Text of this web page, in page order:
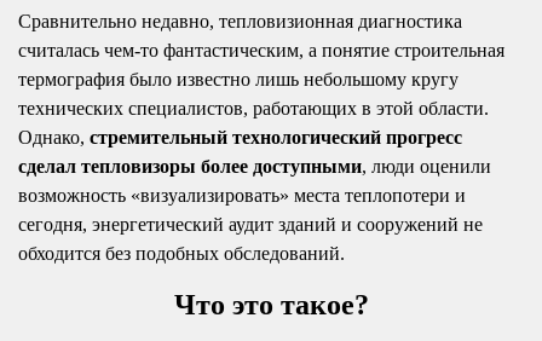
Сравнительно недавно, тепловизионная диагностика
считалась чем-то фантастическим, а понятие строительная
термография было известно лишь небольшому кругу
технических специалистов, работающих в этой области.
Однако, стремительный технологический прогресс
сделал тепловизоры более доступными, люди оценили
возможность «визуализировать» места теплопотери и
сегодня, энергетический аудит зданий и сооружений не
обходится без подобных обследований.
Что это такое?